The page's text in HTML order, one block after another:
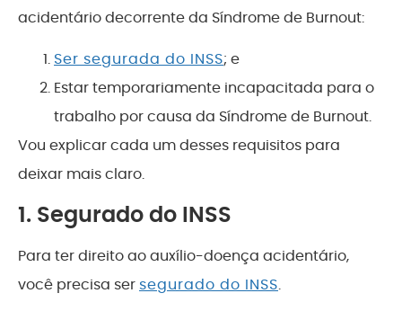
acidentário decorrente da Síndrome de Burnout:
Ser segurada do INSS; e
Estar temporariamente incapacitada para o
trabalho por causa da Síndrome de Burnout.
Vou explicar cada um desses requisitos para
deixar mais claro.
1. Segurado do INSS
Para ter direito ao auxílio-doença acidentário,
você precisa ser segurado do INSS.